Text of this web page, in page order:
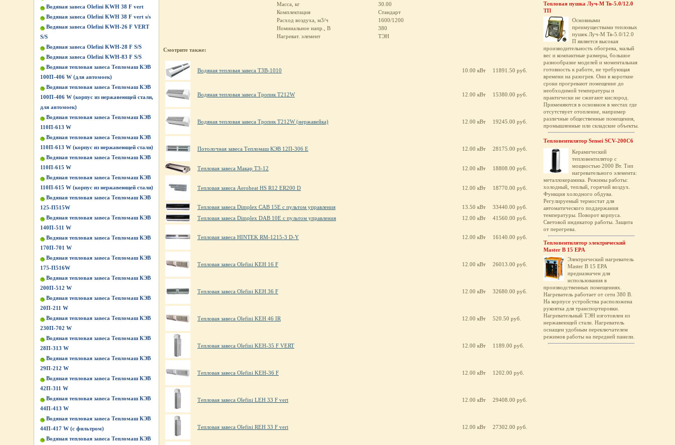
Водяная завеса Olefini KWH 38 F vert
Водяная завеса Olefini KWH 38 F vert s/s
Водяная завеса Olefini KWH-26 F VERT
S/S
Водяная завеса Olefini KWH-28 F S/S
Водяная завеса Olefini KWH-83 F S/S
Водяная тепловая завеса Тепломаш КЭВ
100П-406 W (для автомоек)
Водяная тепловая завеса Тепломаш КЭВ
100П-406 W (корпус из нержавеющей стали,
для автомоек)
Водяная тепловая завеса Тепломаш КЭВ
110П-613 W
Водяная тепловая завеса Тепломаш КЭВ
110П-613 W (корпус из нержавеющей стали)
Водяная тепловая завеса Тепломаш КЭВ
110П-615 W
Водяная тепловая завеса Тепломаш КЭВ
110П-615 W (корпус из нержавеющей стали)
Водяная тепловая завеса Тепломаш КЭВ
125-П515W
Водяная тепловая завеса Тепломаш КЭВ
140П-511 W
Водяная тепловая завеса Тепломаш КЭВ
170П-701 W
Водяная тепловая завеса Тепломаш КЭВ
175-П516W
Водяная тепловая завеса Тепломаш КЭВ
200П-512 W
Водяная тепловая завеса Тепломаш КЭВ
20П-211 W
Водяная тепловая завеса Тепломаш КЭВ
230П-702 W
Водяная тепловая завеса Тепломаш КЭВ
28П-313 W
Водяная тепловая завеса Тепломаш КЭВ
29П-212 W
Водяная тепловая завеса Тепломаш КЭВ
42П-311 W
Водяная тепловая завеса Тепломаш КЭВ
44П-413 W
Водяная тепловая завеса Тепломаш КЭВ
44П-417 W (с фильтром)
Водяная тепловая завеса Тепломаш КЭВ
Масса, кг
30.00
Комплектация
Стандарт
Расход воздуха, м3/ч
1600/1200
Номинальное напр., В
380
Нагреват. элемент
ТЭН
Смотрите также:
Водяная тепловая завеса ТЗВ-1010 10.00 кВт 11891.50 руб.
Водяная тепловая завеса Тропик Т212W 12.00 кВт 15380.00 руб.
Водяная тепловая завеса Тропик Т212W (нержавейка) 12.00 кВт 19245.00 руб.
Потолочная завеса Тепломаш КЭВ 12П-306 Е 12.00 кВт 28175.00 руб.
Тепловая завеса Макар Т3-12 12.00 кВт 18808.00 руб.
Тепловая завеса Aeroheat HS R12 ER200 D 12.00 кВт 18770.00 руб.
Тепловая завеса Dimplex CAB 15E с пультом управления 13.50 кВт
33440.00 руб.
Тепловая завеса Dimplex DAB 10E с пультом управления
12.00 кВт 41560.00 руб.
Тепловая завеса HINTEK RM-1215-3 D-Y 12.00 кВт 16140.00 руб.
Тепловая завеса Olefini KEH 16 F 12.00 кВт 26013.00 руб.
Тепловая завеса Olefini KEH 36 F 12.00 кВт 32680.00 руб.
Тепловая завеса Olefini KEH 46 IR 12.00 кВт 520.50 руб.
Тепловая завеса Olefini KEH-35 F VERT 12.00 кВт 1189.00 руб.
Тепловая завеса Olefini KEH-36 F 12.00 кВт 1202.00 руб.
Тепловая завеса Olefini LEH 33 F vert 12.00 кВт 29408.00 руб.
Тепловая завеса Olefini REH 33 F vert 12.00 кВт 27302.00 руб.
Тепловая пушка Луч-М Тв-5.0/12.0
ТП
Основными
преимуществами тепловых
пушек Луч-М Тв-5.0/12.0
П является высокая
производительность обогрева, малый
вес и компактные размеры, большое
разнообразие моделей и моментальная
готовность к работе, не требующая
времени на разогрев. Они в короткие
сроки прогревают помещение до
необходимой температуры и
практически не сжигают кислород.
Применяются в основном в местах где
отсутствует отопление, например
различные общественные помещения,
промышленные или складские объекты.
Тепловентилятор Sensei SCV-200C6
Керамический
тепловентилятор с
мощностью 2000 Вт. Тип
нагревательного элемента:
металлокерамика. Режимы работы:
холодный, теплый, горячий воздух.
Функция холодного обдува.
Регулируемый термостат для
автоматического поддержания
температуры. Поворот корпуса.
Световой индикатор работы. Защита
от перегрева.
Тепловентилятор электрический
Master B 15 EPA
Электрический нагреватель
Master B 15 EPA
предназначен для
использования в
производственных помещениях.
Нагреватель работает от сети 380 В.
На корпусе устройства расположена
рукоятка для транспортировки.
Нагревательный ТЭН изготовлен из
нержавеющей стали. Нагреватель
оснащен удобным переключателем
режимов работы на передней панели.